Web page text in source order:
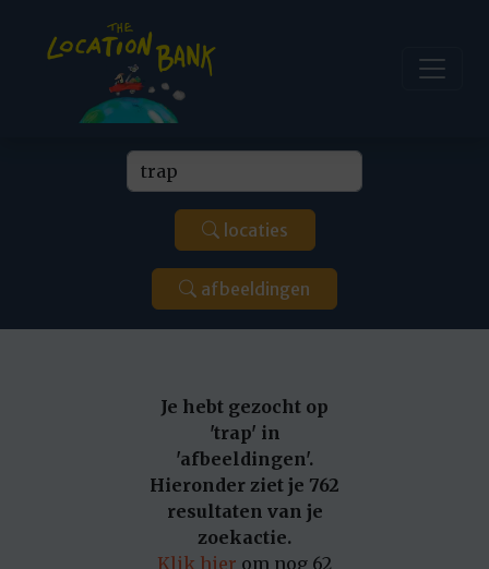
locaties
afbeeldingen
Je hebt gezocht op
'trap' in
'afbeeldingen'.
Hieronder ziet je 762
resultaten van je
zoekactie.
Klik hier om nog 62